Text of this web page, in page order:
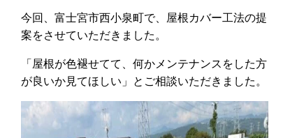
今回、富士宮市西小泉町で、屋根カバー工法の提
案をさせていただきました。
「屋根が色褪せてて、何かメンテナンスをした方
が良いか見てほしい」とご相談いただきました。